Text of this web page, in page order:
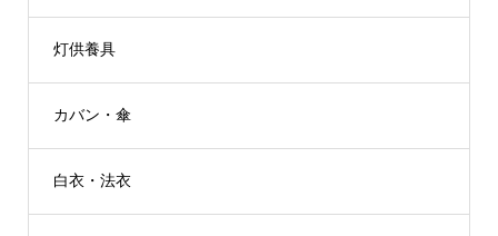
灯供養具
カバン・傘
白衣・法衣